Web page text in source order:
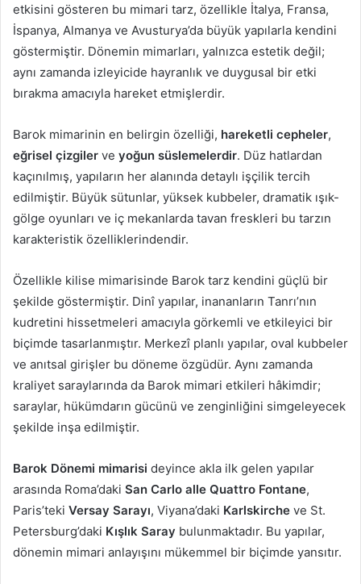
etkisini gösteren bu mimari tarz, özellikle İtalya, Fransa,
İspanya, Almanya ve Avusturya’da büyük yapılarla kendini
göstermiştir. Dönemin mimarları, yalnızca estetik değil;
aynı zamanda izleyicide hayranlık ve duygusal bir etki
bırakma amacıyla hareket etmişlerdir.
Barok mimarinin en belirgin özelliği, hareketli cepheler,
eğrisel çizgiler ve yoğun süslemelerdir. Düz hatlardan
kaçınılmış, yapıların her alanında detaylı işçilik tercih
edilmiştir. Büyük sütunlar, yüksek kubbeler, dramatik ışık-
gölge oyunları ve iç mekanlarda tavan freskleri bu tarzın
karakteristik özelliklerindendir.
Özellikle kilise mimarisinde Barok tarz kendini güçlü bir
şekilde göstermiştir. Dinî yapılar, inananların Tanrı’nın
kudretini hissetmeleri amacıyla görkemli ve etkileyici bir
biçimde tasarlanmıştır. Merkezî planlı yapılar, oval kubbeler
ve anıtsal girişler bu döneme özgüdür. Aynı zamanda
kraliyet saraylarında da Barok mimari etkileri hâkimdir;
saraylar, hükümdarın gücünü ve zenginliğini simgeleyecek
şekilde inşa edilmiştir.
Barok Dönemi mimarisi deyince akla ilk gelen yapılar
arasında Roma’daki San Carlo alle Quattro Fontane,
Paris’teki Versay Sarayı, Viyana’daki Karlskirche ve St.
Petersburg’daki Kışlık Saray bulunmaktadır. Bu yapılar,
dönemin mimari anlayışını mükemmel bir biçimde yansıtır.